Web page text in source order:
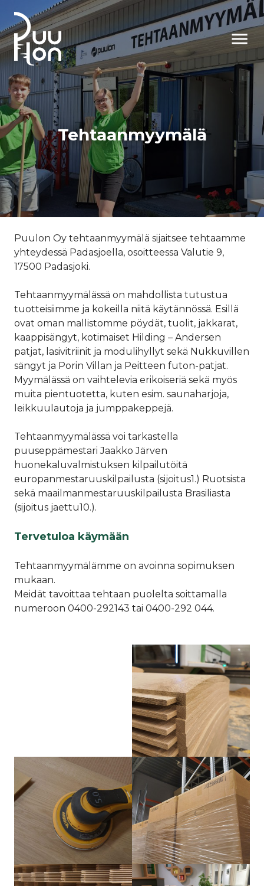
AVAA
Tehtaanmyymälä
Puulon Oy tehtaanmyymälä sijaitsee tehtaamme
yhteydessä Padasjoella, osoitteessa Valutie 9,
17500 Padasjoki.
Tehtaanmyymälässä on mahdollista tutustua
tuotteisiimme ja kokeilla niitä käytännössä. Esillä
ovat oman mallistomme pöydät, tuolit, jakkarat,
kaappisängyt, kotimaiset Hilding – Andersen
patjat, lasivitriinit ja modulihyllyt sekä Nukkuvillen
sängyt ja Porin Villan ja Peitteen futon-patjat.
Myymälässä on vaihtelevia erikoiseriä sekä myös
muita pientuotetta, kuten esim. saunaharjoja,
leikkuulautoja ja jumppakeppejä.
Tehtaanmyymälässä voi tarkastella
puuseppämestari Jaakko Järven
huonekaluvalmistuksen kilpailutöitä
europanmestaruuskilpailusta (sijoitus1.) Ruotsista
sekä maailmanmestaruuskilpailusta Brasiliasta
(sijoitus jaettu10.).
Tervetuloa käymään
Tehtaanmyymälämme on avoinna sopimuksen
mukaan.
Meidät tavoittaa tehtaan puolelta soittamalla
numeroon 0400-292143 tai 0400-292 044.